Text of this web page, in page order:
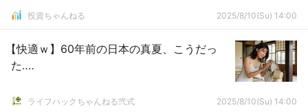
投資ちゃんねる 2025/8/10(Su) 14:00
【快適ｗ】60年前の日本の真夏、こうだっ
た‥‥
ライフハックちゃんねる弐式 2025/8/10(Su) 14:00